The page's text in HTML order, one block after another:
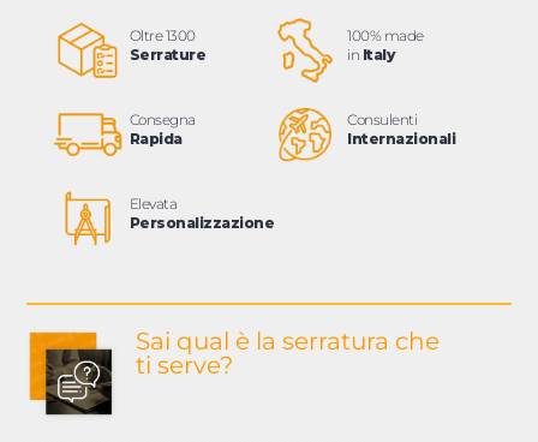
Oltre 1300
Serrature
100% made
in Italy
Consegna
Rapida
Consulenti
Internazionali
Elevata
Personalizzazione
Sai qual è la serratura che
ti serve?